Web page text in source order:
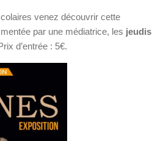
venez découvrir cette
par une médiatrice, les jeudis
d’entrée : 5€.